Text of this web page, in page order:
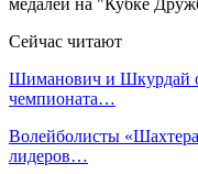
Сейчас читают
Шиманович и Шкурдай
чемпионата…
Волейболисты
лидеров…